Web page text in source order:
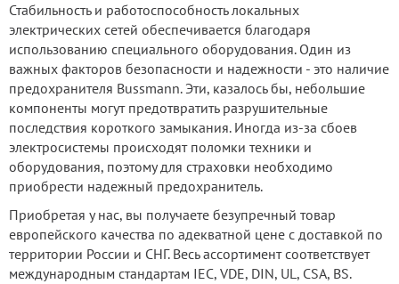
Стабильность и работоспособность локальных
электрических сетей обеспечивается благодаря
использованию специального оборудования. Один из
важных факторов безопасности и надежности - это наличие
предохранителя Bussmann. Эти, казалось бы, небольшие
компоненты могут предотвратить разрушительные
последствия короткого замыкания. Иногда из-за сбоев
электросистемы происходят поломки техники и
оборудования, поэтому для страховки необходимо
приобрести надежный предохранитель.
Приобретая у нас, вы получаете безупречный товар
европейского качества по адекватной цене с доставкой по
территории России и СНГ. Весь ассортимент соответствует
международным стандартам IEC, VDE, DIN, UL, CSA, BS.